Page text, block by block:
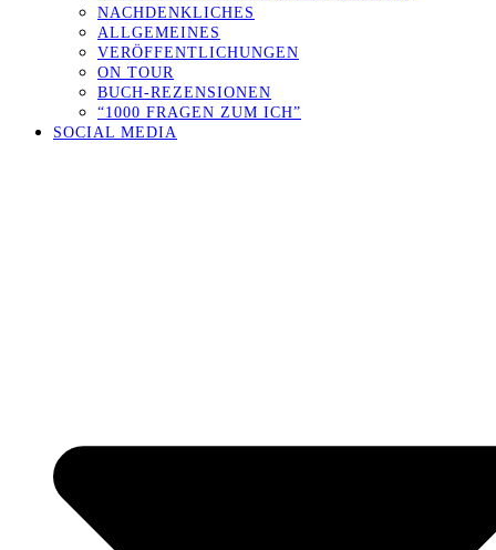
NACHDENKLICHES
ALLGEMEINES
VERÖFFENTLICHUNGEN
ON TOUR
BUCH-REZENSIONEN
“1000 FRAGEN ZUM ICH”
SOCIAL MEDIA